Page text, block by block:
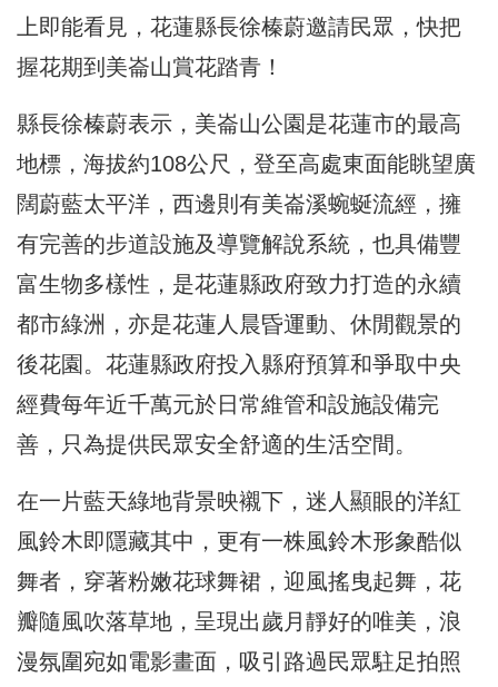
上即能看見，花蓮縣長徐榛蔚邀請民眾，快把
握花期到美崙山賞花踏青！
縣長徐榛蔚表示，美崙山公園是花蓮市的最高
地標，海拔約108公尺，登至高處東面能眺望廣
闊蔚藍太平洋，西邊則有美崙溪蜿蜒流經，擁
有完善的步道設施及導覽解說系統，也具備豐
富生物多樣性，是花蓮縣政府致力打造的永續
都市綠洲，亦是花蓮人晨昏運動、休閒觀景的
後花園。花蓮縣政府投入縣府預算和爭取中央
經費每年近千萬元於日常維管和設施設備完
善，只為提供民眾安全舒適的生活空間。
在一片藍天綠地背景映襯下，迷人顯眼的洋紅
風鈴木即隱藏其中，更有一株風鈴木形象酷似
舞者，穿著粉嫩花球舞裙，迎風搖曳起舞，花
瓣隨風吹落草地，呈現出歲月靜好的唯美，浪
漫氛圍宛如電影畫面，吸引路過民眾駐足拍照